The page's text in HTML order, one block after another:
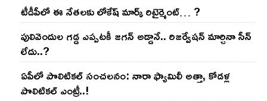
టీడీపీలో ఈ నేత‌ల‌కు లోకేష్ మార్క్ రిటైర్మెంట్‌… ?
పులివెందుల గ‌డ్డ ఎప్ప‌ట‌కీ జ‌గ‌న్ అడ్డానే.. రిజ‌ర్వేష‌న్ మార్చినా సీన్
లేదు..?
ఏపీలో పొలిటిక‌ల్ సంచ‌ల‌నం: నారా ఫ్యామిలీ అత్తా, కోడ‌ళ్ల
పొలిటికల్ ఎంట్రీ..!